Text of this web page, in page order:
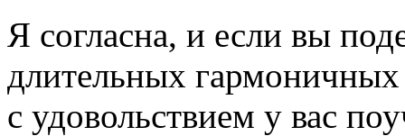
Я согласна, и если вы
длительных
с удовольствием у вас